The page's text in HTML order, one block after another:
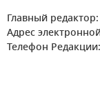
Главный редактор:
Адрес
Телефон Редакции: